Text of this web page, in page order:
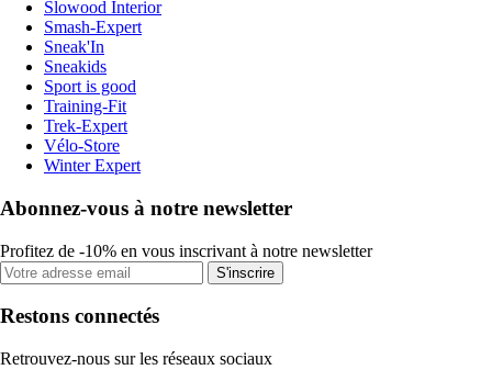
Slowood Interior
Smash-Expert
Sneak'In
Sneakids
Sport is good
Training-Fit
Trek-Expert
Vélo-Store
Winter Expert
Abonnez-vous à notre newsletter
Profitez de -10% en vous inscrivant à notre newsletter
S'inscrire
Restons connectés
Retrouvez-nous sur les réseaux sociaux